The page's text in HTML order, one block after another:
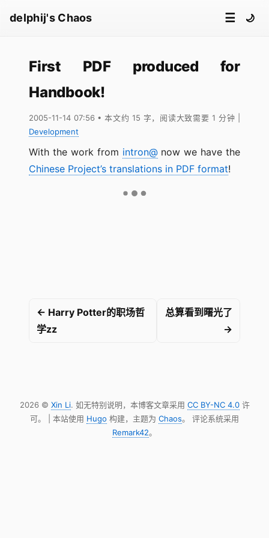
delphij's Chaos ☰ 🌙
First PDF produced for
Handbook!
2005-11-14 07:56 • 本文约 15 字，阅读大致需要 1 分钟
Development
With the work from intron@now we have the
Chinese Project’s translations in PDF format!
← Harry Potter的职场哲
学zz
总算看到曙光了
→
2026 © Xin Li. 如无特别说明，本博客文章采用 CC BY-NC 4.0许
可。 | 本站使用 Hugo 构建，主题为 Chaos。 评论系统采用
Remark42。